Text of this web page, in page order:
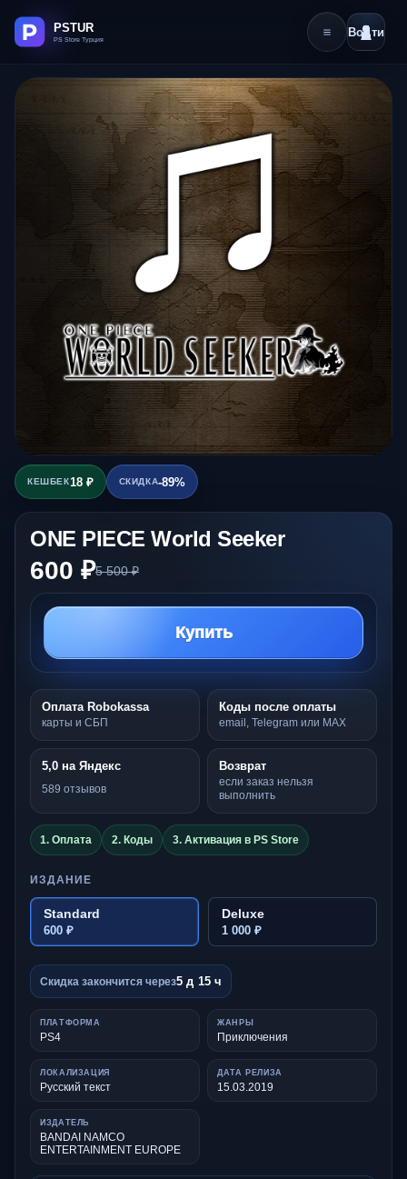
Войти
КЕШБЕК18 ₽ СКИДКА-89%
ONE PIECE World Seeker
600 ₽5 500 ₽
Купить
Оплата Robokassa
карты и СБП
Коды после оплаты
email, Telegram или MAX
5,0 на Яндекс
589 отзывов
Возврат
если заказ нельзя
выполнить
1. Оплата 2. Коды 3. Активация в PS Store
ИЗДАНИЕ
Standard
600 ₽
Deluxe
1 000 ₽
Скидка закончится через5 д 15 ч
ПЛАТФОРМА
PS4
ЖАНРЫ
Приключения
ЛОКАЛИЗАЦИЯ
Русский текст
ДАТА РЕЛИЗА
15.03.2019
ИЗДАТЕЛЬ
BANDAI NAMCO
ENTERTAINMENT EUROPE